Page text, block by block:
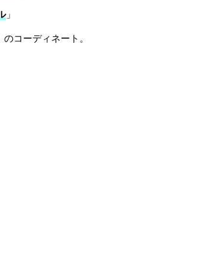
」
のコーディネート。